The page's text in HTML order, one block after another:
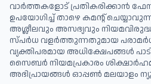
വാർത്തകളോട് പ്രതികരിക്കാൻ
ഉപയോഗിച്ച് താഴെ കമന്റ്
അശ്ലീലവും അസഭ്യവും
സ്പര്‍ധ വളര്‍ത്തുന്നതുമായ
വ്യക്തിപരമായ അധിക്ഷേപങ്ങള്‍
സൈബര്‍ നിയമപ്രകാരം
അഭിപ്രായങ്ങള്‍ ഓപ്പൺ മലയാളം